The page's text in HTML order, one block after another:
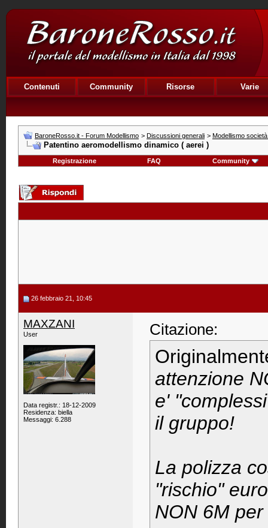
Contenuti Community Risorse Varie
BaroneRosso.it - Forum Modellismo > Discussioni generali > Modellismo
Patentino aeromodellismo dinamico ( aerei )
Registrazione FAQ Community
26 febbraio 21, 10:45
MAXZANI
User
Data registr.: 18-12-2009
Residenza: biella
Messaggi: 6.288
Citazione:
attenzione
e'
il gruppo!
La polizza
"rischio"
NON 6M